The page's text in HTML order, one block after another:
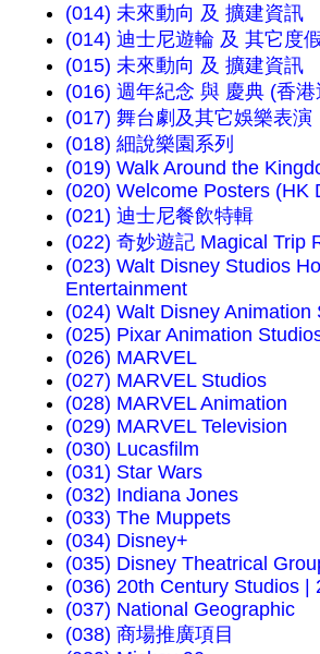
(014) 未來動向 及 擴建資訊
(014) 迪士尼遊輪 及 其它度
(015) 未來動向 及 擴建資訊
(016) 週年紀念 與 慶典 (香港
(017) 舞台劇及其它娛樂表演
(018) 細說樂園系列
(019) Walk Around the
(020) Welcome Posters (HK
(021) 迪士尼餐飲特輯
(022) 奇妙遊記 Magical Trip
(023) Walt Disney Studios
Entertainment
(024) Walt Disney Animation
(025) Pixar Animation
(026) MARVEL
(027) MARVEL Studios
(028) MARVEL Animation
(029) MARVEL Television
(030) Lucasfilm
(031) Star Wars
(032) Indiana Jones
(033) The Muppets
(034) Disney+
(035) Disney Theatrical
(036) 20th Century Studios |
(037) National Geographic
(038) 商場推廣項目